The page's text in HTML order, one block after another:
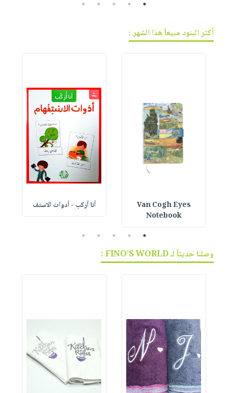
1
2
3
4
5
أكثر البنود مبيعاً هذا الشهر :
Van Cogh Eyes
Notebook
أنا أركب - أدوات الاستف
1
2
3
4
5
وصلنا حديثاً لـ FINO’S WORLD :